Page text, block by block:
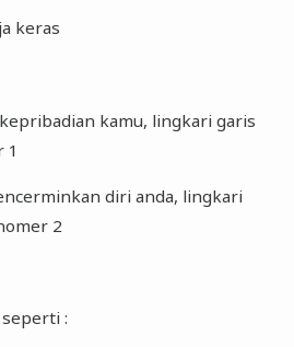
keras
kamu, lingkari garis
1
diri anda, lingkari
2
: